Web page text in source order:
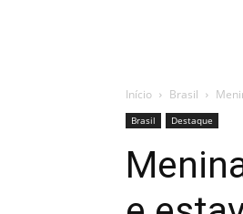
Início Brasil
Brasil Destaque